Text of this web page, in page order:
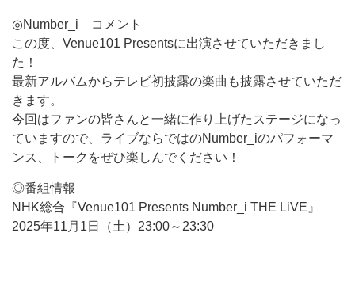
◎Number_i コメント
この度、Venue101 Presentsに出演させていただきまし
た！
最新アルバムからテレビ初披露の楽曲も披露させていただ
きます。
今回はファンの皆さんと一緒に作り上げたステージになっ
ていますので、ライブならではのNumber_iのパフォーマ
ンス、トークをぜひ楽しんでください！
◎番組情報
NHK総合『Venue101 Presents Number_i THE LiVE』
2025年11月1日（土）23:00～23:30